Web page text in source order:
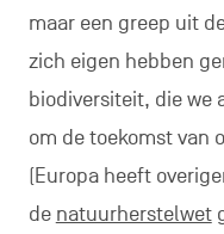
maar een greep uit
zich eigen hebben
biodiversiteit, die we
om de toekomst van
(Europa heeft
de natuurherstelwet